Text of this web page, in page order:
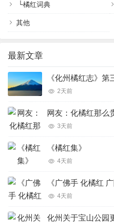
└橘红词典
其他
最新文章
《化州橘红志》
2天前
3天前
《橘红集》
4天前
《广佛手 化橘红
4天前
化州关于宝山公园